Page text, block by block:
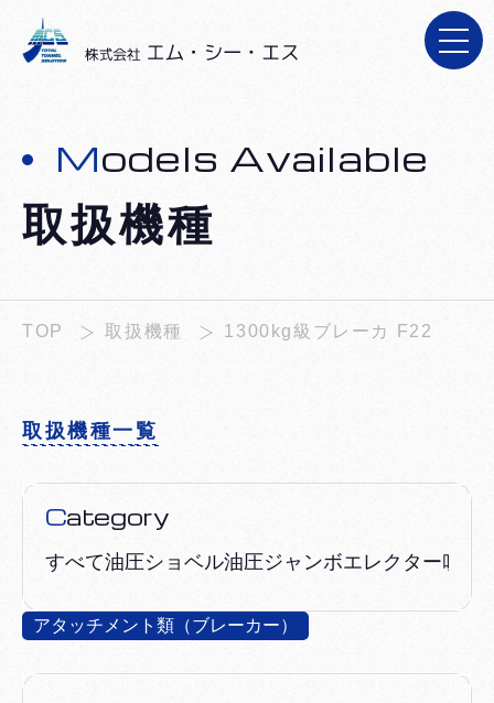
施工実績
採用情報
Models Available
取扱機種
TOP 取扱機種 1300kg級ブレーカ F22
取扱機種一覧
Category
すべて油圧ショベル油圧ジャンボエレクター吹付
アタッチメント類（ブレーカー）
施工実績
採用情報